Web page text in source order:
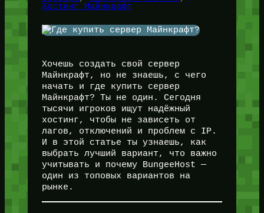
Хостинг Майнкрафт
Хочешь создать свой сервер
Майнкрафт, но не знаешь, с чего
начать и где купить сервер
Майнкрафт? Ты не один. Сегодня
тысячи игроков ищут надёжный
хостинг, чтобы не зависеть от
лагов, отключений и проблем с IP.
И в этой статье ты узнаешь, как
выбрать лучший вариант, что важно
учитывать и почему BungeeHost —
один из топовых вариантов на
рынке.